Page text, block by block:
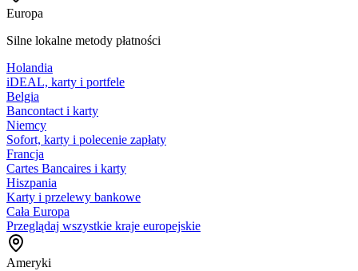
Europa
Silne lokalne metody płatności
Holandia
iDEAL, karty i portfele
Belgia
Bancontact i karty
Niemcy
Sofort, karty i polecenie zapłaty
Francja
Cartes Bancaires i karty
Hiszpania
Karty i przelewy bankowe
Cała Europa
Przeglądaj wszystkie kraje europejskie
Ameryki